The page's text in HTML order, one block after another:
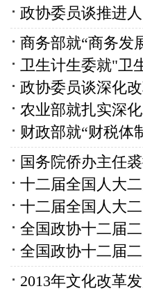
政协委员谈推进
商务部就“商务发
卫生计生委就"卫
政协委员谈深化
农业部就扎实深
财政部就“财税体
国务院侨办主任
十二届全国人大
十二届全国人大
全国政协十二届
全国政协十二届
2013年文化改革